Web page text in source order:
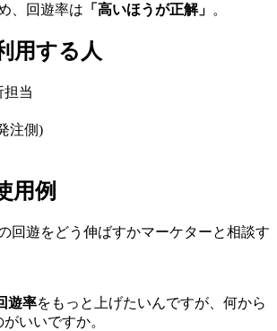
、回遊率は 「高いほうが正解」 。
用する人
担当
注側)
用例
回遊をどう伸ばすかマーケターと相談す
遊率をもっと上げたいんですが、何から
いいですか。